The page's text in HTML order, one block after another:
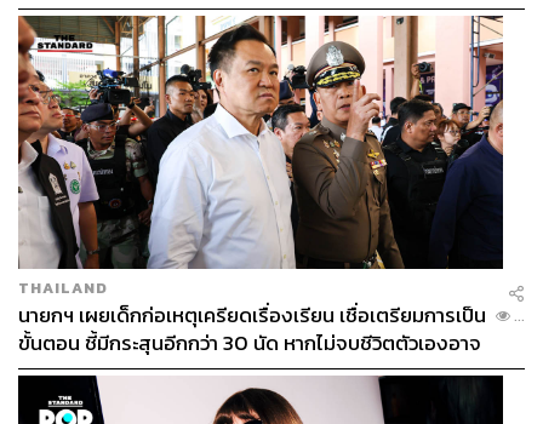
THAILAND
นายกฯ เผยเด็กก่อเหตุเครียดเรื่องเรียน เชื่อเตรียมการเป็น
ขั้นตอน ชี้มีกระสุนอีกกว่า 30 นัด หากไม่จบชีวิตตัวเองอาจ
สูญเสียเพิ่ม
...